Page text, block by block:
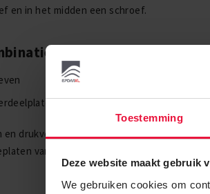
Toestemming
Deze website maakt gebruik
We gebruiken cookies om
en in het midden een schroef.
en drukverdeelplaten uit dit pakket dienen
van 30 mm dikte.